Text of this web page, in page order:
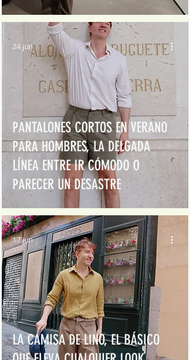
PANTALONES CORTOS EN VERANO
PARA HOMBRES, LA DELGADA
LÍNEA ENTRE IR CÓMODO O
PARECER UN DESASTRE
24 jun
LA CAMISA DE LINO, EL BÁSICO
17 jun